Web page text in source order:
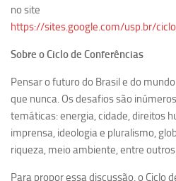
Fernando de Lima
Geciane Silveira
Maria Paula Costa
Professor Sênior
Professores Seniores
Institucional
Polo Ribeirão Preto
no site
https://sites.google.com/usp.br/
Sobre o Ciclo de Conferências
Pensar o futuro do Brasil e do
que nunca. Os desafios são
temáticas: energia, cidade, direitos
imprensa, ideologia e pluralismo,
riqueza, meio ambiente, entre
Para propor essa discussão, o Ciclo